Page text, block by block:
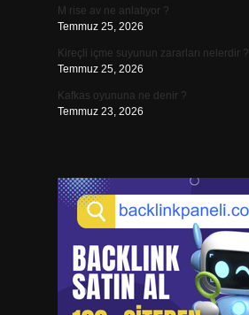
M rise av ne anlatıyor ?
Temmuz 25, 2026
Kireçli içme suyunun zararları nelerdir ?
Temmuz 25, 2026
Kafkas oyununa ne denir ?
Temmuz 23, 2026